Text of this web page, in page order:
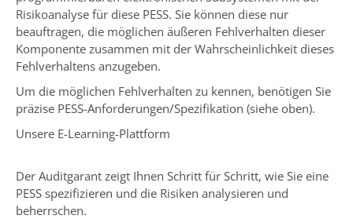
Risikoanalyse für diese PESS. Sie können diese nur
beauftragen, die möglichen äußeren Fehlverhalten dieser
Komponente zusammen mit der Wahrscheinlichkeit dieses
Fehlverhaltens anzugeben.
Um die möglichen Fehlverhalten zu kennen, benötigen Sie
präzise PESS-Anforderungen/Spezifikation (siehe oben).
Unsere E-Learning-Plattform
Der Auditgarant zeigt Ihnen Schritt für Schritt, wie Sie eine
PESS spezifizieren und die Risiken analysieren und
beherrschen.